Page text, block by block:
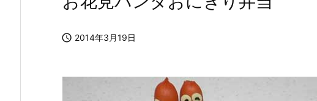
 2014年3月19日